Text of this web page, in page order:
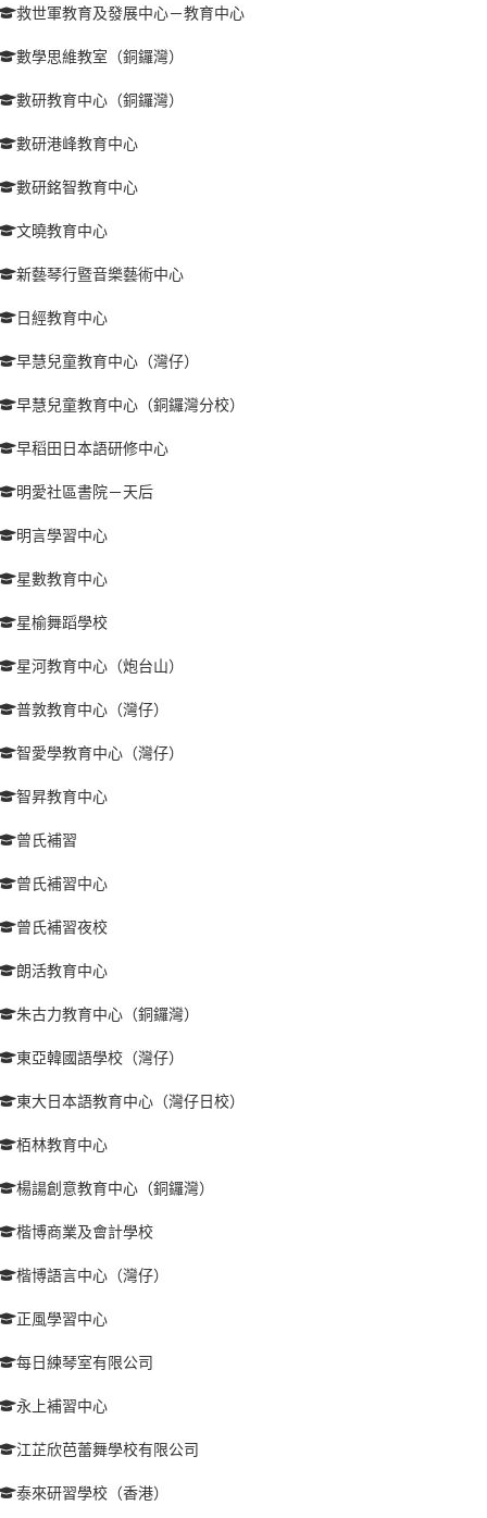
救世軍教育及發展中心－教育中心
數學思維教室（銅鑼灣）
數研教育中心（銅鑼灣）
數研港峰教育中心
數研銘智教育中心
文曉教育中心
新藝琴行暨音樂藝術中心
日經教育中心
早慧兒童教育中心（灣仔）
早慧兒童教育中心（銅鑼灣分校）
早稻田日本語研修中心
明愛社區書院－天后
明言學習中心
星數教育中心
星榆舞蹈學校
星河教育中心（炮台山）
普敦教育中心（灣仔）
智愛學教育中心（灣仔）
智昇教育中心
曾氏補習
曾氏補習中心
曾氏補習夜校
朗活教育中心
朱古力教育中心（銅鑼灣）
東亞韓國語學校（灣仔）
東大日本語教育中心（灣仔日校）
栢林教育中心
楊諹創意教育中心（銅鑼灣）
楷博商業及會計學校
楷博語言中心（灣仔）
正風學習中心
每日練琴室有限公司
永上補習中心
江芷欣芭蕾舞學校有限公司
泰來研習學校（香港）